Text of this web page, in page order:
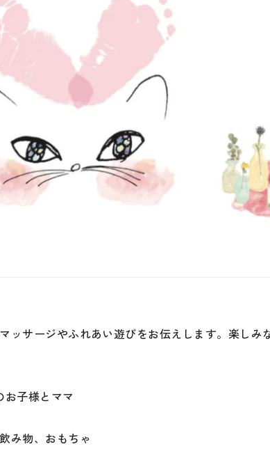
ッサージやふれあい遊びをお伝えします。楽しみ
子様とママ
み物、おもちゃ